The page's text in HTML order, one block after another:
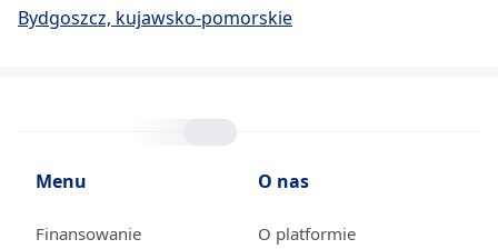
Bydgoszcz, kujawsko-pomorskie
Menu
Finansowanie
O nas
O platformie